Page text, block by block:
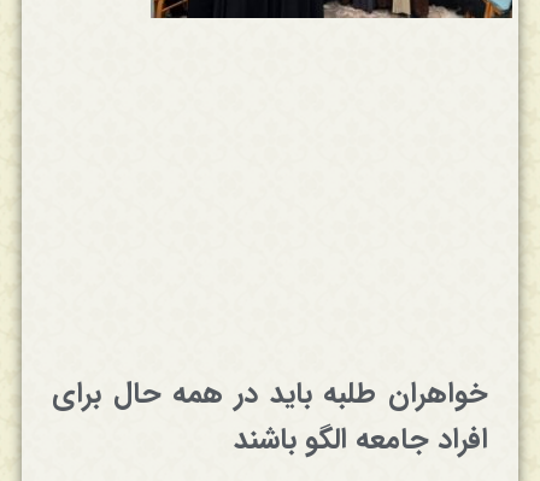
خواهران طلبه باید در همه حال برای
افراد جامعه الگو باشند